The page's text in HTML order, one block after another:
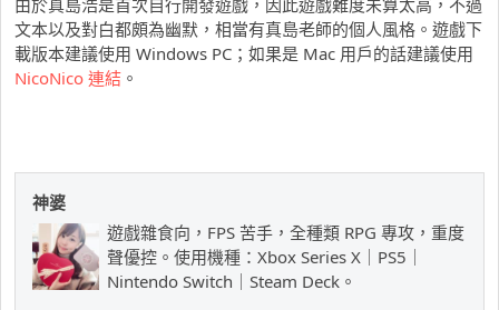
文本以及對白都頗為幽默，相當有真島老師的個人風格。遊戲下
載版本建議使用 Windows PC；如果是 Mac 用戶的話建議使用
NicoNico 連結 。
神婆
遊戲雜食向，FPS 苦手，全種類 RPG 專攻，重度
聲優控。使用機種：Xbox Series X｜PS5｜
Nintendo Switch｜Steam Deck。